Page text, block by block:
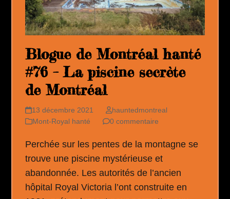
Blogue de Montréal hanté
#76 – La piscine secrète
de Montréal
13 décembre 2021
hauntedmontreal
Mont-Royal hanté
0 commentaire
Perchée sur les pentes de la montagne se
trouve une piscine mystérieuse et
abandonnée. Les autorités de l’ancien
hôpital Royal Victoria l’ont construite en